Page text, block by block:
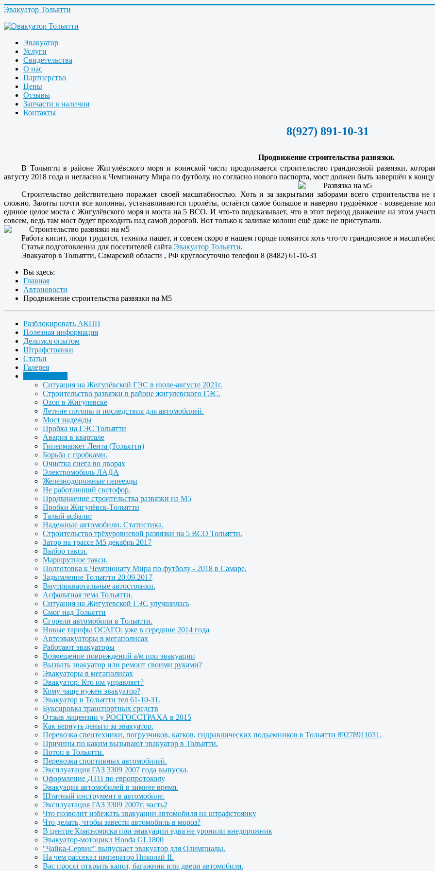
Эвакуатор Тольятти
Эвакуатор
Услуги
Свидетельства
О нас
Партнерство
Цены
Отзывы
Запчасти в наличии
Контакты
8(927) 891-10-31
Продвижение строительства развязки.
В Тольятти в районе Жигулёвского моря и воинской части продолжается строительство грандиозной развязки,
августу 2018 года и негласно к Чемпионату Мира по футболу, но согласно нового паспорта, мост должен быть завершён к
Строительство действительно поражает своей масштабностью. Хоть и за закрытыми заборами всего строительства
сложно. Залиты почти все колонны, устанавливаются пролёты, остаётся самое большое и наверно трудоёмкое - возведение
единое целое моста с Жигулёвского моря и моста на 5 ВСО. И что-то подсказывает, что в этот период движение на этом
совсем, ведь там мост будет проходить над самой дорогой. Вот только к заливке колонн ещё даже не приступали.
Работа кипит, люди трудятся, техника пашет, и совсем скоро в нашем городе появится хоть что-то грандиозное и
Статья подготовленна для посетителей сайта Эвакуатор Тольятти.
Эвакуатор в Тольятти, Самарской области , РФ круглосуточно телефон 8 (8482) 61-10-31
Вы здесь:
Главная
Автоновости
Продвижение строительства развязки на М5
Разблокировать АКПП
Полезная информация
Делимся опытом
Штрафстоянки
Статьи
Галерея
Ситуация на Жигулёвской ГЭС в июле-августе 2021г.
Строительство развязки в районе жигулевского ГЭС.
Ozon в Жигулевске
Летние потопы и последствия для автомобилей.
Мост надежды
Пробка на ГЭС Тольятти
Авария в квартале
Гипермаркет Лента (Тольятти)
Борьба с пробками.
Очистка снега во дворах
Электромобиль ЛАДА
Железнодорожные переезды
Не работающий светофор.
Продвижение строительства развязки на М5
Пробки Жигулёвск-Тольятти
Талый асфальт
Надежные автомобили. Статистика.
Строительство трёхуровневой развязки на 5 ВСО Тольятти.
Затор на трассе М5 декабрь 2017
Выбор такси.
Маршрутное такси.
Подготовка к Чемпионату Мира по футболу - 2018 в Самаре.
Задымление Тольятти 20.09.2017
Внутриквартальные автостоянки.
Асфальтная тема Тольятти.
Cитуация на Жигулевской ГЭС улучшилась
Смог над Тольятти
Сгорели автомобили в Тольятти.
Новые тарифы ОСАГО: уже в середине 2014 года
Автоэвакуаторы в мегаполисах
Работают эвакуаторы
Возмещение повреждений а/м при эвакуации
Вызвать эвакуатор или ремонт своими руками?
Эвакуаторы в мегаполисах
Эвакуатор. Кто им управляет?
Кому чаще нужен эвакуатор?
Эвакуатор в Тольятти тел 61-10-31.
Буксировка транспортных средств
Отзыв лицензии у РОСГОССТРАХА в 2015
Как вернуть деньги за эвакуатор.
Перевозка спецтехники, погрузчиков, катков, гидравлических подъемников в Тольятти 89278911031.
Причины по каким вызывают эвакуатор в Тольятти.
Потоп в Тольятти.
Перевозка спортивных автомобилей.
Эксплуатация ГАЗ 3309 2007 года выпуска.
Оформление ДТП по европротоколу
Эвакуация автомобилей в зимнее время.
Штатный инструмент в автомобиле.
Эксплуатация ГАЗ 3309 2007г. часть2
Что позволит избежать эвакуации автомобиля на штрафстоянку
Что делать, чтобы завести автомобиль в мороз?
В центре Красноярска при эвакуации едва не уронили внедорожник
Эвакуатор-мотоцикл Honda GL1800
"Чайка-Сервис" выпускает эвакуатор для Олимпиады.
На чем рассекал император Николай II.
Вас просят открыть капот, багажник или двери автомобиля.